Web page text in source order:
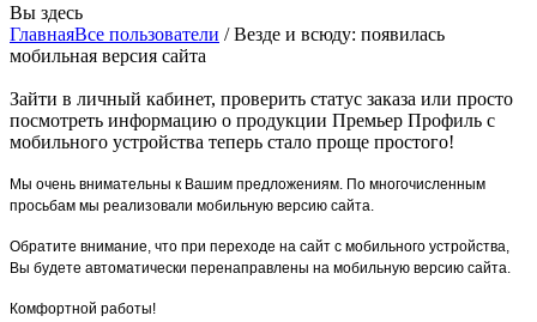
Вы здесь
ГлавнаяВсе пользователи /Везде и всюду: появилась
мобильная версия сайта
Зайти в личный кабинет, проверить статус заказа или просто
посмотреть информацию о продукции Премьер Профиль с
мобильного устройства теперь стало проще простого!
Мы очень внимательны к Вашим предложениям. По многочисленным
просьбам мы реализовали мобильную версию сайта.
Обратите внимание, что при переходе на сайт с мобильного устройства,
Вы будете автоматически перенаправлены на мобильную версию сайта.
Комфортной работы!